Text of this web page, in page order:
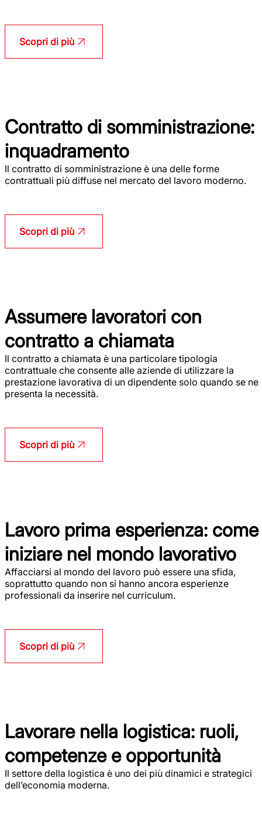
Scopri di più
Contratto di somministrazione:
inquadramento
Il contratto di somministrazione è una delle forme
contrattuali più diffuse nel mercato del lavoro moderno.
Scopri di più
Assumere lavoratori con
contratto a chiamata
Il contratto a chiamata è una particolare tipologia
contrattuale che consente alle aziende di utilizzare la
prestazione lavorativa di un dipendente solo quando se ne
presenta la necessità.
Scopri di più
Lavoro prima esperienza: come
iniziare nel mondo lavorativo
Affacciarsi al mondo del lavoro può essere una sfida,
soprattutto quando non si hanno ancora esperienze
professionali da inserire nel curriculum.
Scopri di più
Lavorare nella logistica: ruoli,
competenze e opportunità
Il settore della logistica è uno dei più dinamici e strategici
dell’economia moderna.